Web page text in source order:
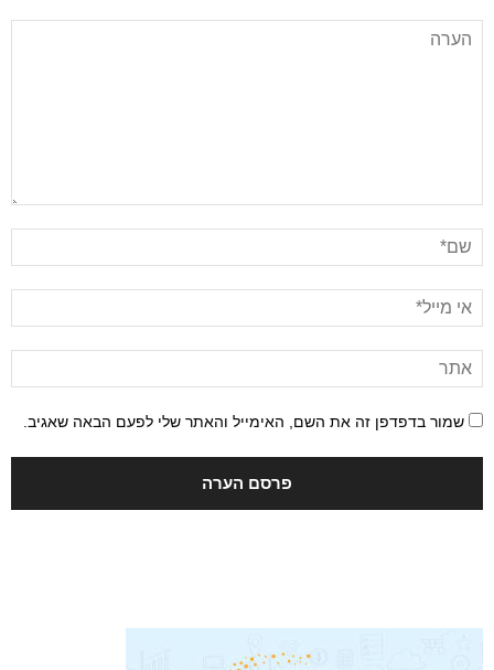
שמור בדפדפן זה את השם, האימייל והאתר שלי לפעם הבאה שאגיב.